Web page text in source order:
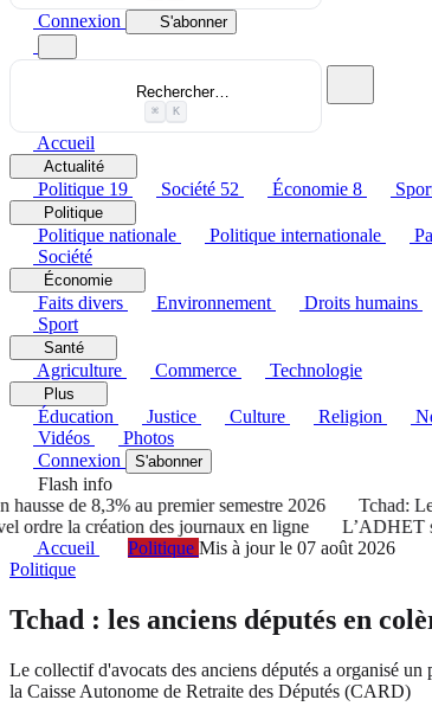
Connexion S'abonner
Rechercher…
⌘ K
Accueil
Actualité
Politique 19 Société 52 Économie 8
Politique
Politique nationale Politique internationale
Société
Économie
Faits divers Environnement Droits humains
Sport
Santé
Agriculture Commerce Technologie
Plus
Éducation Justice Culture Religion
Vidéos
Photos
Connexion
S'abonner
Flash info
de 8,3% au premier semestre 2026
Tchad: Le
la création des journaux en ligne
L’ADHET salue
Accueil
Politique Mis à jour le 07 août 2026
Politique
Tchad : les anciens députés en
Le collectif d'avocats des anciens députés a organisé
la Caisse Autonome de Retraite des Députés (CARD)